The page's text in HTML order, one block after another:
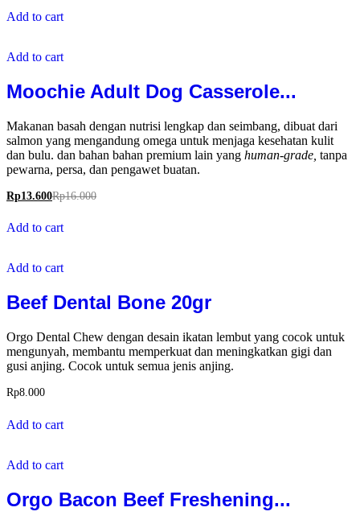
Add to cart
Add to cart
Moochie Adult Dog Casserole...
Makanan basah dengan nutrisi lengkap dan seimbang, dibuat dari
salmon yang mengandung omega untuk menjaga kesehatan kulit
dan bulu. dan bahan bahan premium lain yang human-grade, tanpa
pewarna, persa, dan pengawet buatan.
Rp13.600Rp16.000
Add to cart
Add to cart
Beef Dental Bone 20gr
Orgo Dental Chew dengan desain ikatan lembut yang cocok untuk
mengunyah, membantu memperkuat dan meningkatkan gigi dan
gusi anjing. Cocok untuk semua jenis anjing.
Rp8.000
Add to cart
Add to cart
Orgo Bacon Beef Freshening...